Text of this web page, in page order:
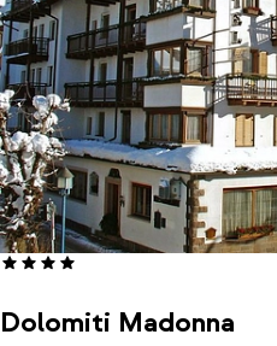
Dolomiti Madonna